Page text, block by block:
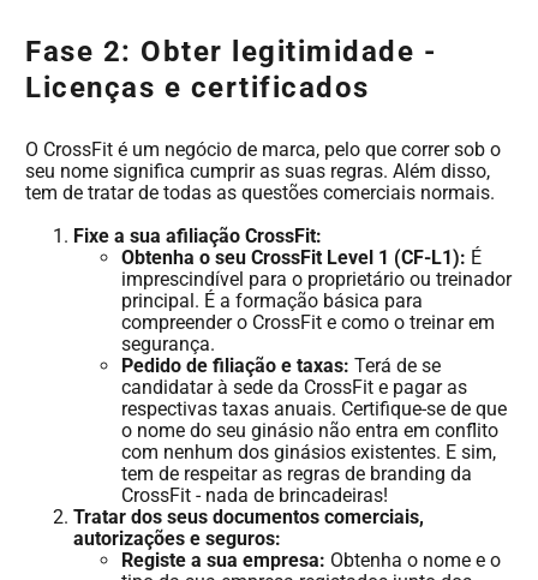
Fase 2: Obter legitimidade -
Licenças e certificados
O CrossFit é um negócio de marca, pelo que correr sob o
seu nome significa cumprir as suas regras. Além disso,
tem de tratar de todas as questões comerciais normais.
Fixe a sua afiliação CrossFit:
Obtenha o seu CrossFit Level 1 (CF-L1): É
imprescindível para o proprietário ou treinador
principal. É a formação básica para
compreender o CrossFit e como o treinar em
segurança.
Pedido de filiação e taxas: Terá de se
candidatar à sede da CrossFit e pagar as
respectivas taxas anuais. Certifique-se de que
o nome do seu ginásio não entra em conflito
com nenhum dos ginásios existentes. E sim,
tem de respeitar as regras de branding da
CrossFit - nada de brincadeiras!
Tratar dos seus documentos comerciais,
autorizações e seguros:
Registe a sua empresa: Obtenha o nome e o